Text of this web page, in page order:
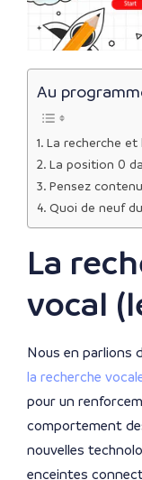
Au
La recherche et
La position 0
Pensez
Quoi de neuf
La
vocal
Nous en parlions
la recherche
pour un
comportement
nouvelles
enceintes